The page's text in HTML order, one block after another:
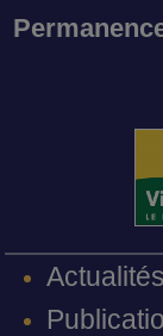
Actualités